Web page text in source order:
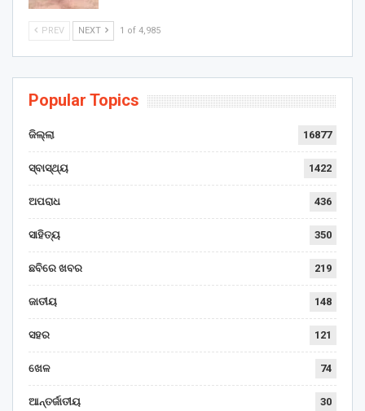
PREV NEXT 1 of 4,985
Popular Topics
ଜିଲ୍ଲା 16877
ସ୍ବାସ୍ଥ୍ୟ 1422
ଅପରାଧ 436
ସାହିତ୍ୟ 350
ଛବିରେ ଖବର 219
ଜାତୀୟ 148
ସହର 121
ଖେଳ 74
ଆନ୍ତର୍ଜାତୀୟ 30